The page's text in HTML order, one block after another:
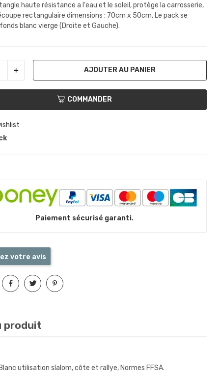
haute résistance a l'eau et le soleil, protège la carrosserie,
rectangulaire dimensions : 70cm x 50cm. Le pack se
blanc vierge (Droite et Gauche).
AJOUTER AU PANIER
COMMANDER
Paiement sécurisé garanti.
votre avis
produit
utilisation slalom, côte et rallye, Normes FFSA.